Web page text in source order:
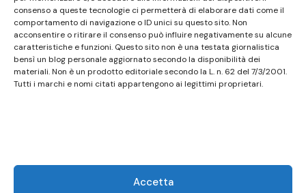
consenso a queste tecnologie ci permetterà di elaborare dati come il
comportamento di navigazione o ID unici su questo sito. Non
acconsentire o ritirare il consenso può influire negativamente su alcune
caratteristiche e funzioni. Questo sito non è una testata giornalistica
bensì un blog personale aggiornato secondo la disponibilità dei
materiali. Non è un prodotto editoriale secondo la L. n. 62 del 7/3/2001.
Tutti i marchi e nomi citati appartengono ai legittimi proprietari.
Accetta
secondo la disponibilità e la reperibilità dei materiali.
Pertanto non può essere considerato in alcun modo
un prodotto editoriale ai sensi della L. n. 62 del
7/3/2001. Tutti i marchi riportati appartengono ai
legittimi proprietari; marchi di terzi, nomi di prodotti,